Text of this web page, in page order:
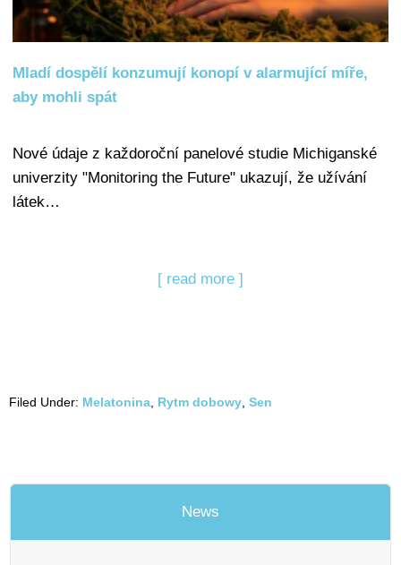
Mladí dospělí konzumují konopí v alarmující míře,
aby mohli spát
Nové údaje z každoroční panelové studie Michiganské
univerzity "Monitoring the Future" ukazují, že užívání
látek…
[ read more ]
Filed Under: Melatonina Rytm dobowy Sen
News